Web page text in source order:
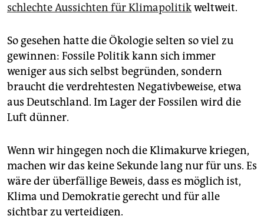
schlechte Aussichten für Klimapolitikweltweit.
So gesehen hatte die Ökologie selten so viel zu
gewinnen: Fossile Politik kann sich immer
weniger aus sich selbst begründen, sondern
braucht die verdrehtesten Negativbeweise, etwa
aus Deutschland. Im Lager der Fossilen wird die
Luft dünner.
Wenn wir hingegen noch die Klimakurve kriegen,
machen wir das keine Sekunde lang nur für uns. Es
wäre der überfällige Beweis, dass es möglich ist,
Klima und Demokratie gerecht und für alle
sichtbar zu verteidigen.